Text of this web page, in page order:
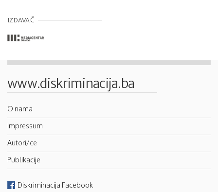
IZDAVAČ
www.diskriminacija.ba
O nama
Impressum
Autori/ce
Publikacije
Diskriminacija Facebook